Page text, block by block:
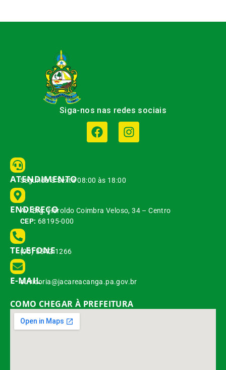
Siga-nos nas redes sociais
ATENDIMENTO
Segunda à Sexta 08:00 às 18:00
ENDEREÇO
Av. Brg. Haroldo Coimbra Veloso, 34 – Centro
CEP: 68195-000
TELEFONE
(93) 3542-1266
E-MAIL
ouvidoria@jacareacanga.pa.gov.br
COMO CHEGAR À PREFEITURA